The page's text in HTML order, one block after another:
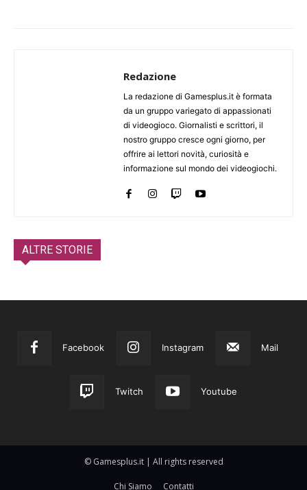
Redazione
La redazione di Gamesplus.it è formata
da un gruppo variegato di appassionati
di videogioco. Giornalisti e scrittori, il
nostro gruppo cresce ogni giorno, per
offrire ai lettori novità, curiosità e
informazione sul mondo dei videogiochi.
ALTRE STORIE
Facebook Instagram Mail
Twitch Youtube
© Gamesplus.it | All rights reserved
Chi Siamo Contatti